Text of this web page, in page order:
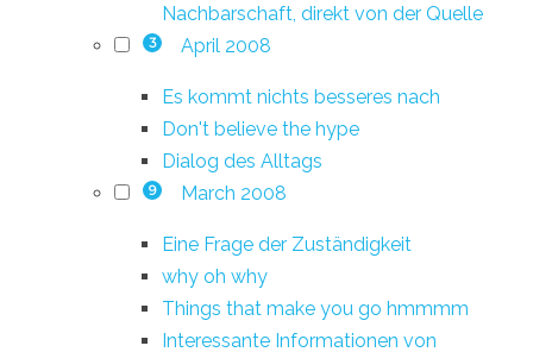
Nachbarschaft, direkt von der Quelle
3 April 2008
Es kommt nichts besseres nach
Don't believe the hype
Dialog des Alltags
9 March 2008
Eine Frage der Zuständigkeit
why oh why
Things that make you go hmmmm
Interessante Informationen von